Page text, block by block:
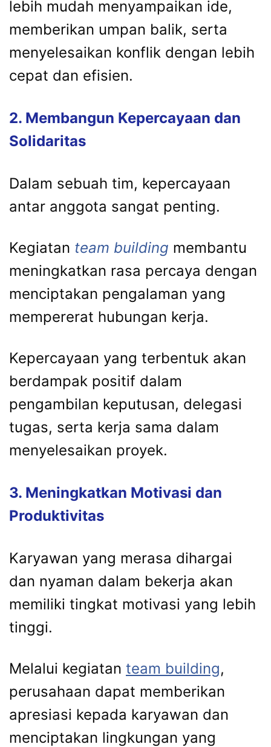
lebih mudah menyampaikan ide,
memberikan umpan balik, serta
menyelesaikan konflik dengan lebih
cepat dan efisien.
2. Membangun Kepercayaan dan
Solidaritas
Dalam sebuah tim, kepercayaan
antar anggota sangat penting.
Kegiatan team building membantu
meningkatkan rasa percaya dengan
menciptakan pengalaman yang
mempererat hubungan kerja.
Kepercayaan yang terbentuk akan
berdampak positif dalam
pengambilan keputusan, delegasi
tugas, serta kerja sama dalam
menyelesaikan proyek.
3. Meningkatkan Motivasi dan
Produktivitas
Karyawan yang merasa dihargai
dan nyaman dalam bekerja akan
memiliki tingkat motivasi yang lebih
tinggi.
Melalui kegiatan team building,
perusahaan dapat memberikan
apresiasi kepada karyawan dan
menciptakan lingkungan yang